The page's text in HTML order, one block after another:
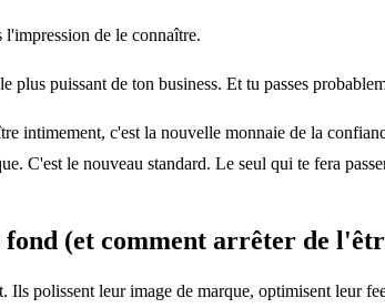
l'impression de le connaître.
puissant de ton business. Et tu passes
intimement, c'est la nouvelle monnaie de la
C'est le nouveau standard. Le seul qui te fera
(et comment arrêter de
Ils polissent leur image de marque, optimisent leur